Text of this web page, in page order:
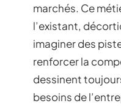
marchés. Ce
l’existant,
imaginer des
renforcer la
dessinent
besoins de